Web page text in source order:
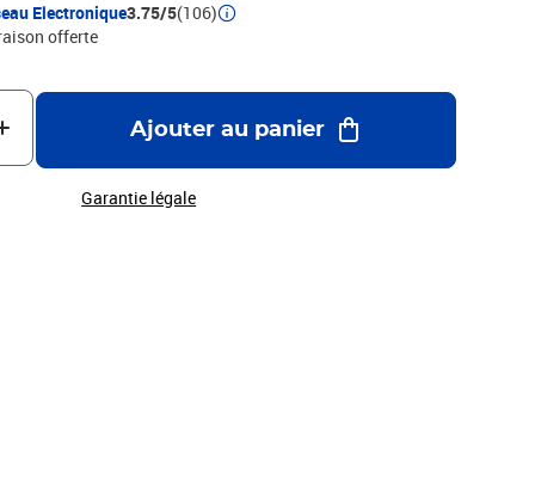
Electronique3.75/5(106)
offerte
Ajouter au panier
Garantie légale